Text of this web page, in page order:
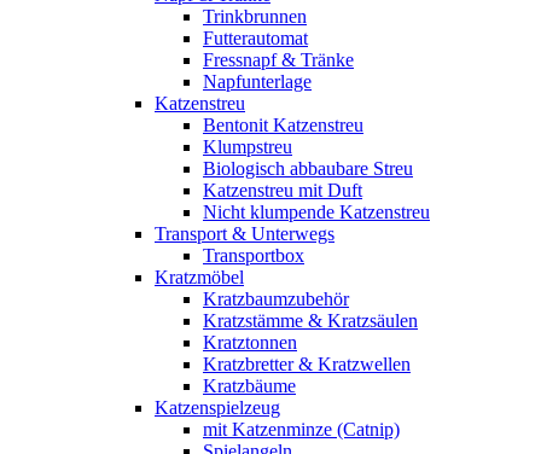
Trinkbrunnen
Futterautomat
Fressnapf & Tränke
Napfunterlage
Katzenstreu
Bentonit Katzenstreu
Klumpstreu
Biologisch abbaubare Streu
Katzenstreu mit Duft
Nicht klumpende Katzenstreu
Transport & Unterwegs
Transportbox
Kratzmöbel
Kratzbaumzubehör
Kratzstämme & Kratzsäulen
Kratztonnen
Kratzbretter & Kratzwellen
Kratzbäume
Katzenspielzeug
mit Katzenminze (Catnip)